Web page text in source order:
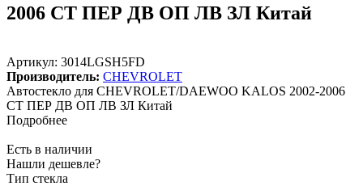
2006 СТ ПЕР ДВ ОП ЛВ ЗЛ Китай
Артикул: 3014LGSH5FD
Производитель: CHEVROLET
Автостекло для CHEVROLET/DAEWOO KALOS 2002-2006
СТ ПЕР ДВ ОП ЛВ ЗЛ Китай
Подробнее
Есть в наличии
Нашли дешевле?
Тип стекла